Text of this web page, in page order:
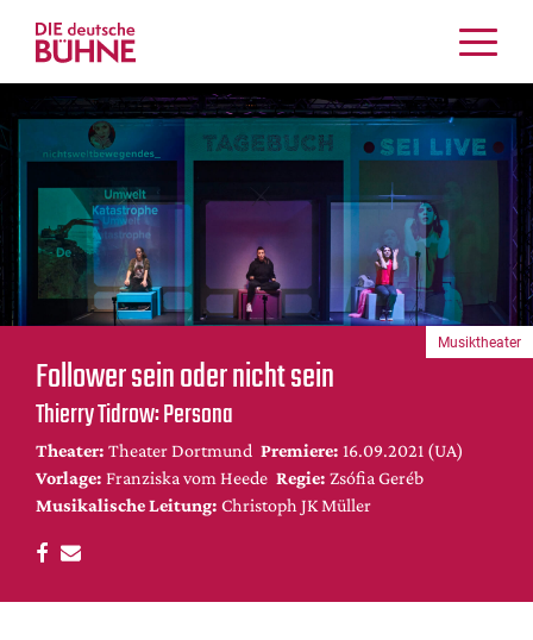
Kritiken
Schauspiel
Tanz
Crossover
Bühnenwelt
Festivals & Veranstaltungen
Menschen & Theater
Themen
Internationales
Nachrufe
Medientipps
DdB-map
Kalender
Follower sein oder nicht sein
Thierry Tidrow: Persona
Theater: Theater Dortmund Premiere: 16.09.2021 (UA)
Vorlage: Franziska vom Heede Regie: Zsófia Geréb
Musikalische Leitung: Christoph JK Müller
Musiktheater